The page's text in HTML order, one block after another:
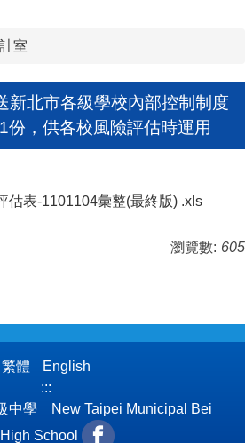
室
新北市各級學校內部控制制度
份，供各校風險評估時運用
估表-1101104彙整(最終版) .xls
瀏覽數: 605
繁體
English
:::
中學 New Taipei Municipal Bei
School